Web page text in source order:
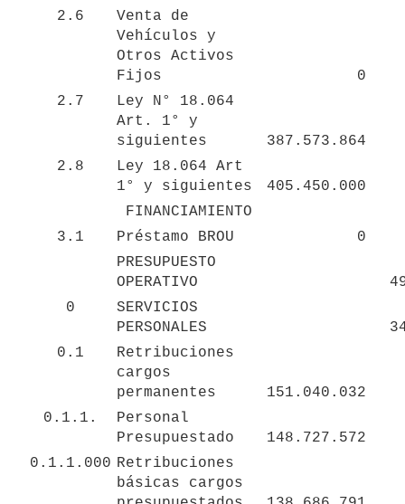
2.6
Venta de
Vehículos y
Otros Activos
Fijos
0
2.7
Ley N° 18.064
Art. 1° y
siguientes
387.573.864
2.8
Ley 18.064 Art
1° y siguientes
405.450.000
FINANCIAMIENTO
3.1
Préstamo BROU
0
PRESUPUESTO
OPERATIVO
0
SERVICIOS
PERSONALES
0.1
Retribuciones
cargos
permanentes
151.040.032
0.1.1.
Personal
Presupuestado
148.727.572
0.1.1.000 Retribuciones
básicas cargos